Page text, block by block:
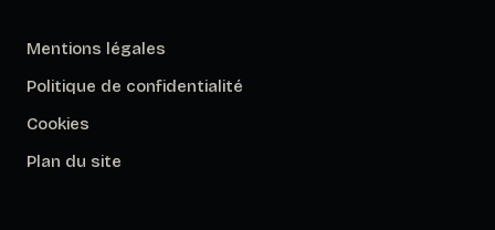
Mentions légales
Politique de confidentialité
Cookies
Plan du site